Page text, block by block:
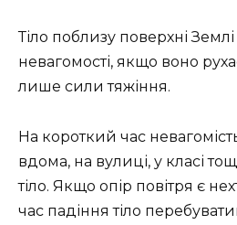
Тіло поблизу поверхні
невагомості, якщо воно
лише сили тяжіння.
На короткий час
вдома, на вулиці, у класі
тіло. Якщо опір повітря є
час падіння тіло